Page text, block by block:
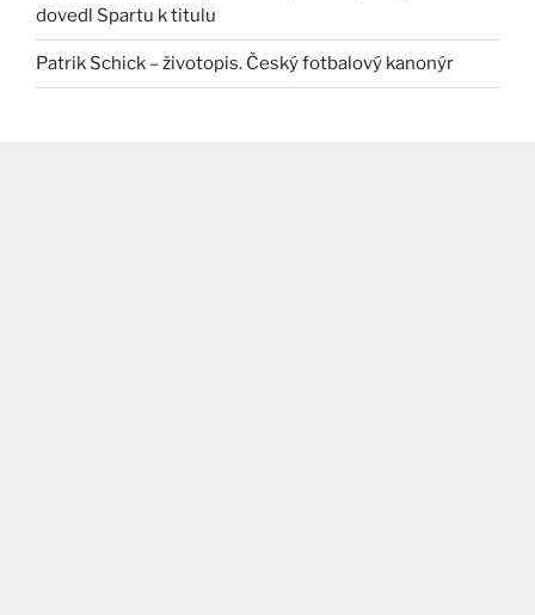
dovedl Spartu k titulu
Patrik Schick – životopis. Český fotbalový kanonýr